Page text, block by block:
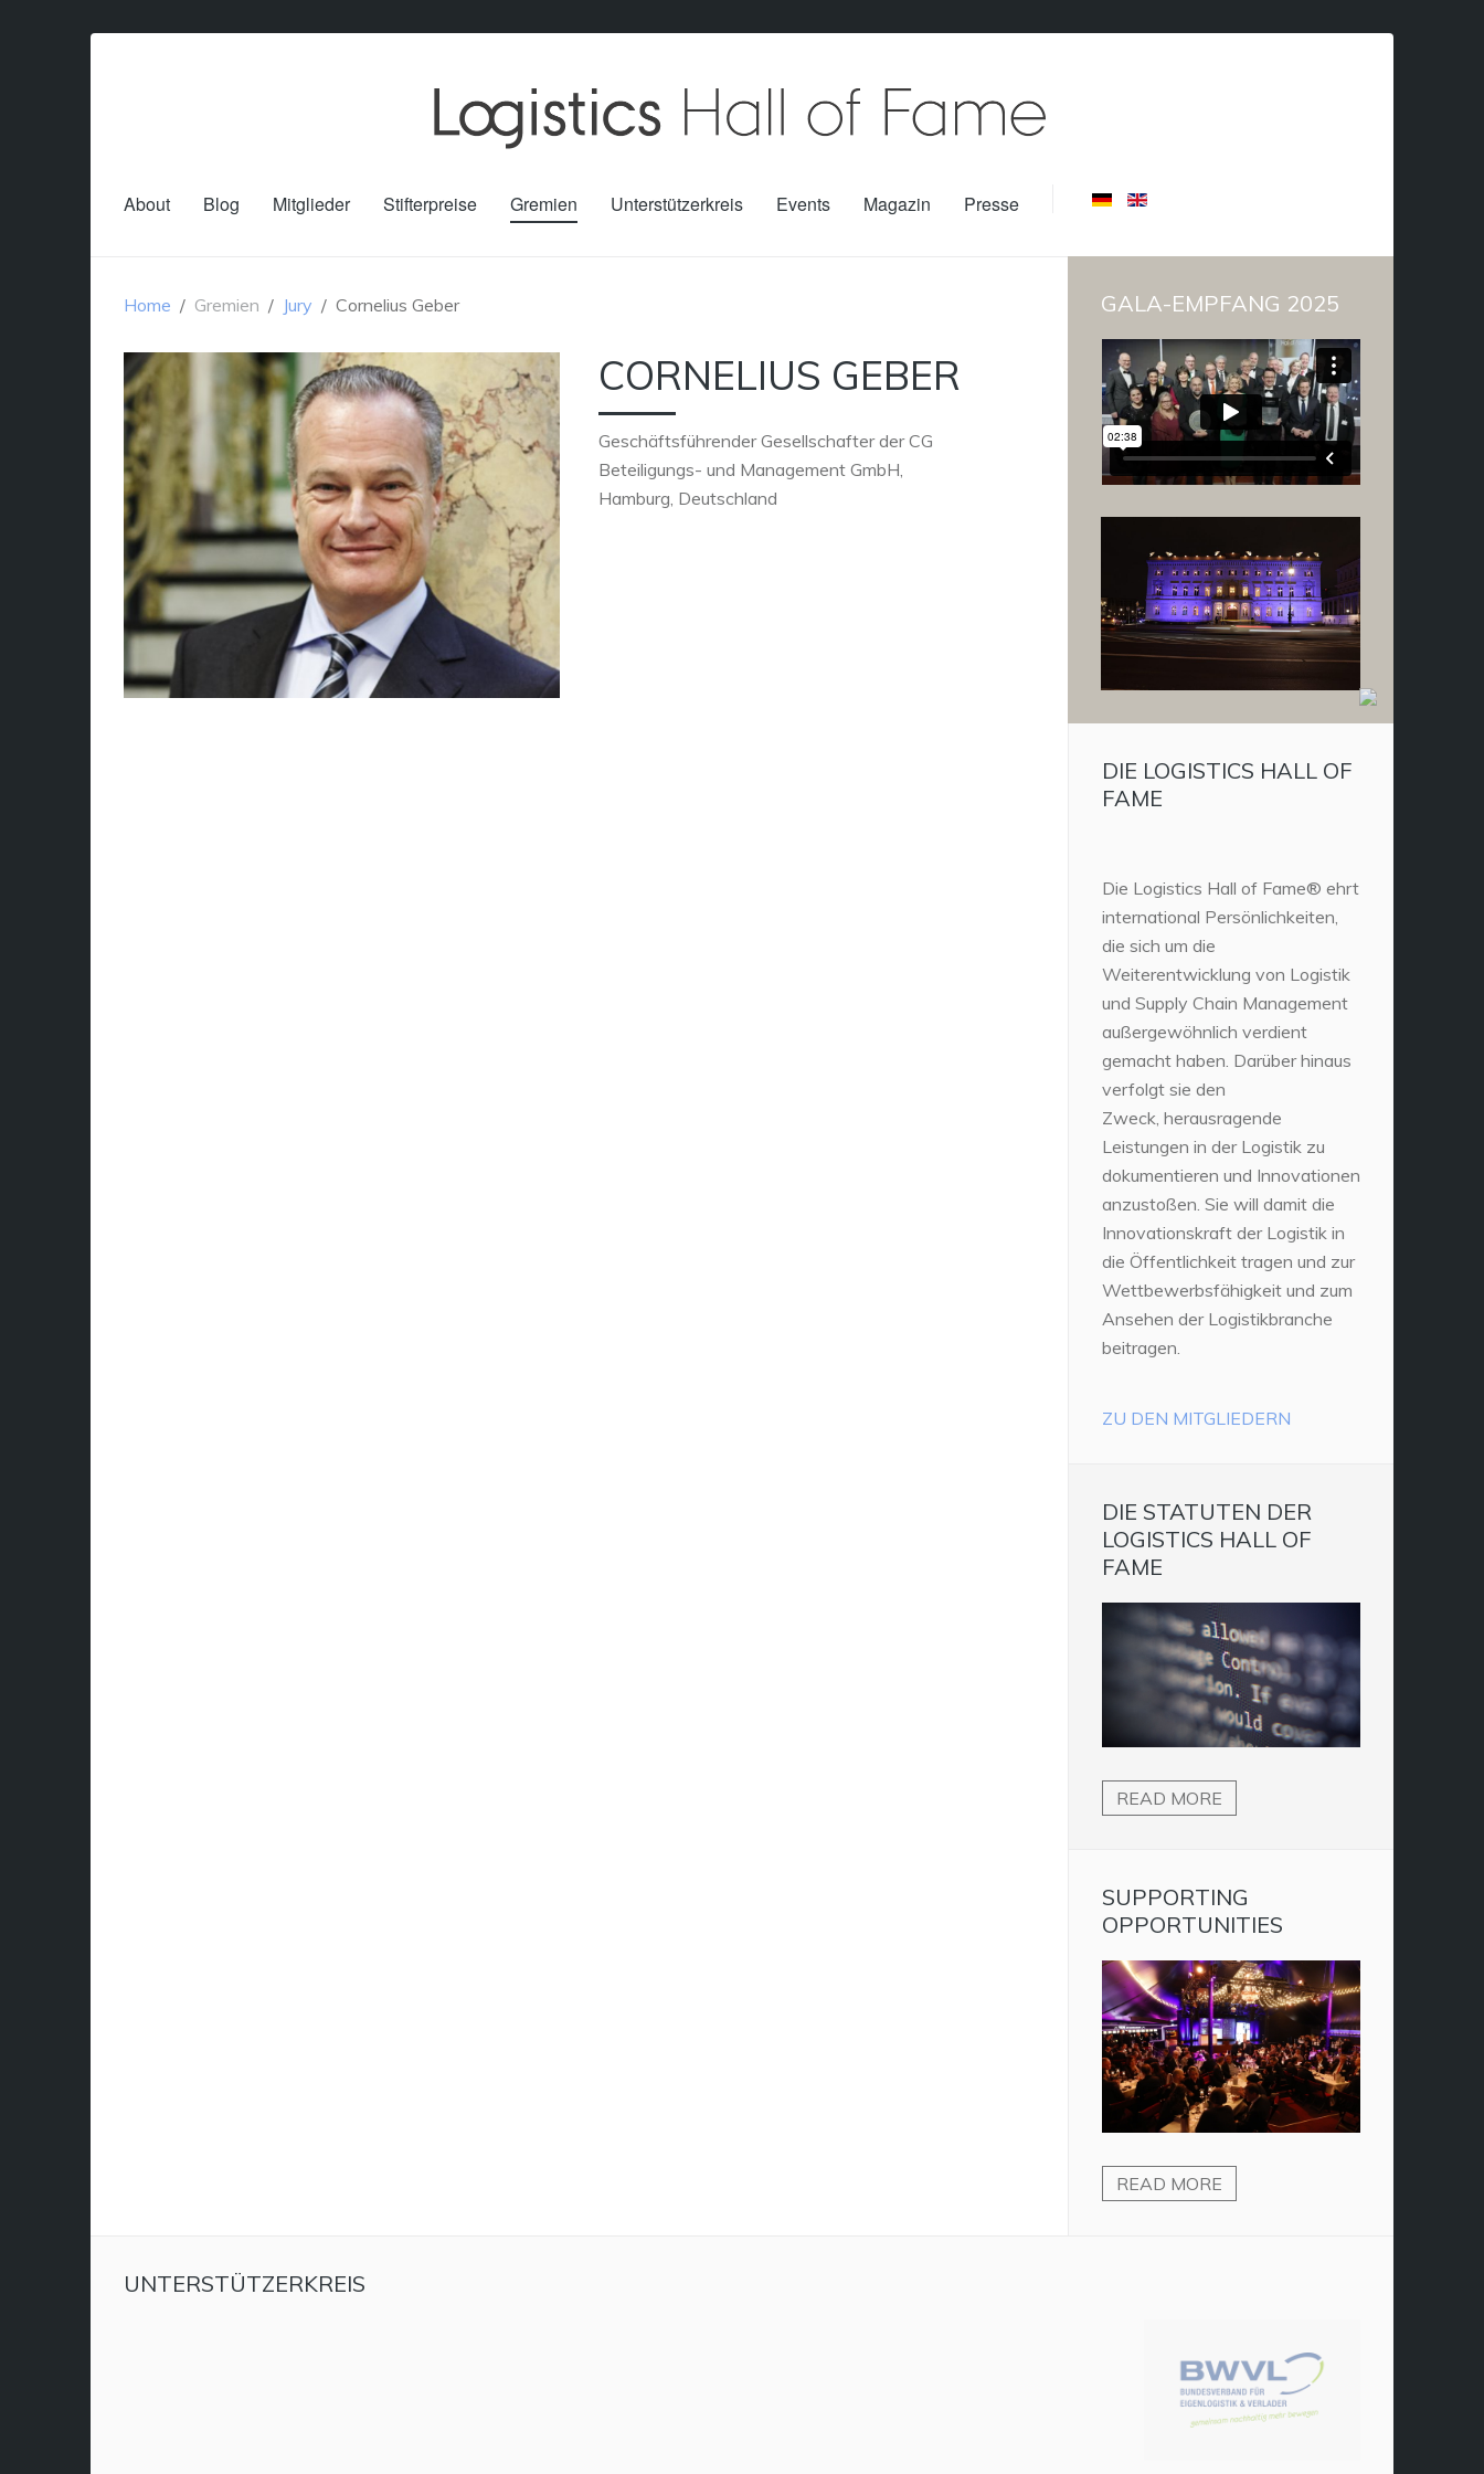
About Blog Mitglieder Stifterpreise Gremien Unterstützerkreis Events Magazin Presse
Home Gremien Jury Cornelius Geber
CORNELIUS GEBER
Geschäftsführender Gesellschafter der CG
Beteiligungs- und Management GmbH,
Hamburg, Deutschland
GALA-EMPFANG 2025
DIE LOGISTICS HALL OF
FAME
Die Logistics Hall of Fame® ehrt
international Persönlichkeiten,
die sich um die
Weiterentwicklung von Logistik
und Supply Chain Management
außergewöhnlich verdient
gemacht haben. Darüber hinaus
verfolgt sie den
Zweck, herausragende
Leistungen in der Logistik zu
dokumentieren und Innovationen
anzustoßen. Sie will damit die
Innovationskraft der Logistik in
die Öffentlichkeit tragen und zur
Wettbewerbsfähigkeit und zum
Ansehen der Logistikbranche
beitragen.
ZU DEN MITGLIEDERN
DIE STATUTEN DER
LOGISTICS HALL OF
FAME
READ MORE
SUPPORTING
OPPORTUNITIES
READ MORE
UNTERSTÜTZERKREIS